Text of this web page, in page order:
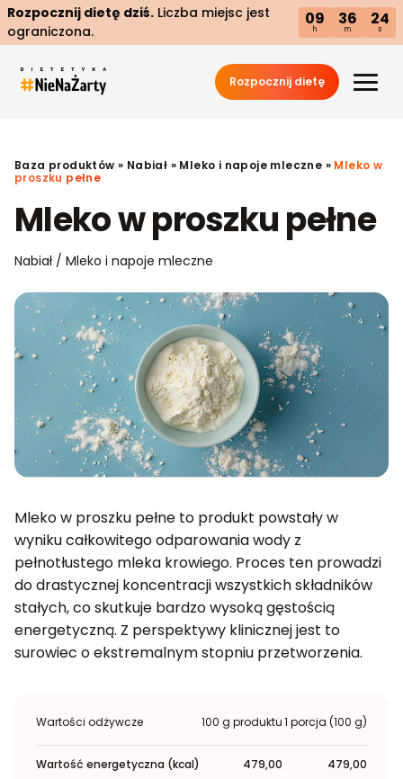
Rozpocznij dietę dziś. Liczba miejsc jest
ograniczona.
09
h
36
m
23
s
Rozpocznij dietę
Baza produktów » Nabiał » Mleko i napoje mleczne » Mleko w
proszku pełne
Mleko w proszku pełne
Nabiał / Mleko i napoje mleczne
Mleko w proszku pełne to produkt powstały w
wyniku całkowitego odparowania wody z
pełnotłustego mleka krowiego. Proces ten prowadzi
do drastycznej koncentracji wszystkich składników
stałych, co skutkuje bardzo wysoką gęstością
energetyczną. Z perspektywy klinicznej jest to
surowiec o ekstremalnym stopniu przetworzenia.
Wartości odżywcze 100 g produktu1 porcja (100 g)
Wartość energetyczna (kcal) 479,00 479,00